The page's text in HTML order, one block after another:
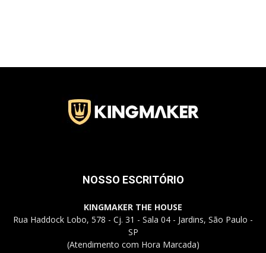
NOSSO ESCRITÓRIO
KINGMAKER THE HOUSE
Rua Haddock Lobo, 578 - Cj. 31 - Sala 04 - Jardins, São Paulo -
SP
(Atendimento com Hora Marcada)